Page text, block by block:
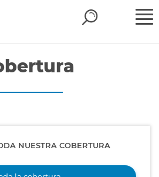
NUESTRA COBERTURA